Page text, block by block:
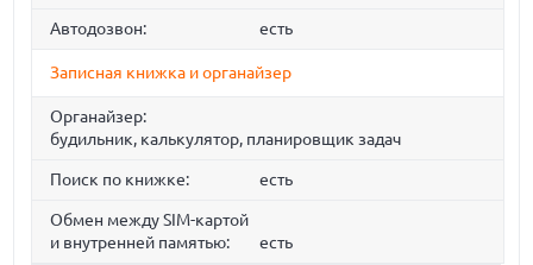
Автодозвон: есть
Записная книжка и органайзер
Органайзер:
будильник, калькулятор, планировщик задач
Поиск по книжке: есть
Обмен между SIM-картой
и внутренней памятью:
есть